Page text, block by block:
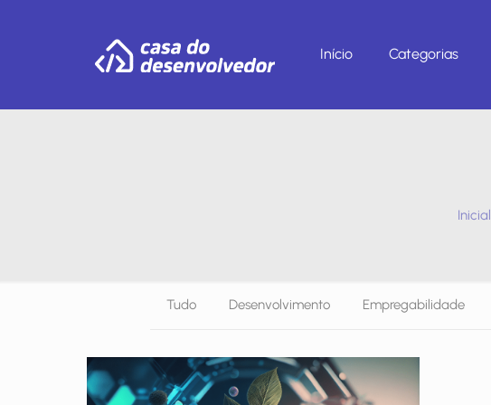
Início Categorias
Inicial
Tudo Desenvolvimento Empregabilidade